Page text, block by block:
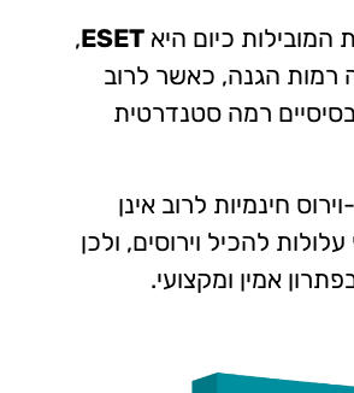
המובילות כיום היא ESET
,
רמות הגנה, כאשר לרוב
רמה סטנדרטית
חינמיות לרוב אינן
להכיל וירוסים, ולכן
אמין ומקצועי.